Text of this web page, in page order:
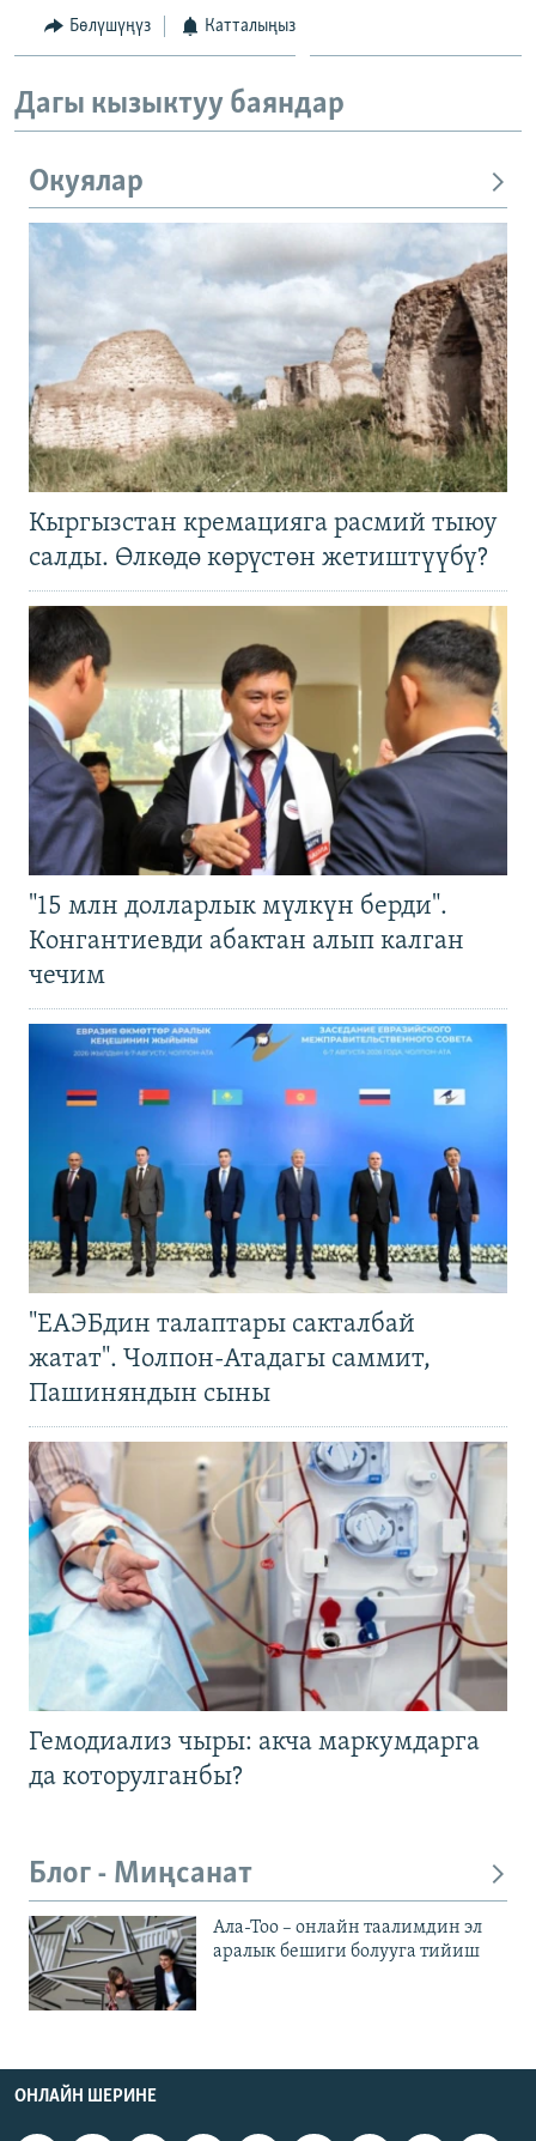
Бөлүшүңүз Катталыңыз
Дагы кызыктуу баяндар
Окуялар
Кыргызстан кремацияга расмий тыюу
салды. Өлкөдө көрүстөн жетиштүүбү?
"15 млн долларлык мүлкүн берди".
Конгантиевди абактан алып калган
чечим
"ЕАЭБдин талаптары сакталбай
жатат". Чолпон-Атадагы саммит,
Пашиняндын сыны
Гемодиализ чыры: акча маркумдарга
да которулганбы?
Блог - Миңсанат
Ала-Тоо – онлайн таалимдин эл
аралык бешиги болууга тийиш
ОНЛАЙН ШЕРИНЕ